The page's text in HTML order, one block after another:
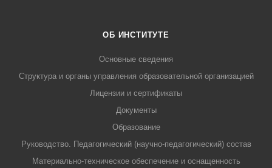
ОБ ИНСТИТУТЕ
Основные сведения
Структура и органы управления образовательной организацией
Лицензии и сертификаты
Документы
Образование
Руководство. Педагогический (научно-педагогический) состав
Материально-техническое обеспечение и оснащенность